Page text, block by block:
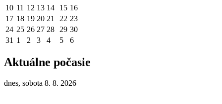
10 11 12 13 14 15 16
17 18 19 20 21 22 23
24 25 26 27 28 29 30
31 1 2 3 4 5 6
Aktuálne počasie
dnes, sobota 8. 8. 2026